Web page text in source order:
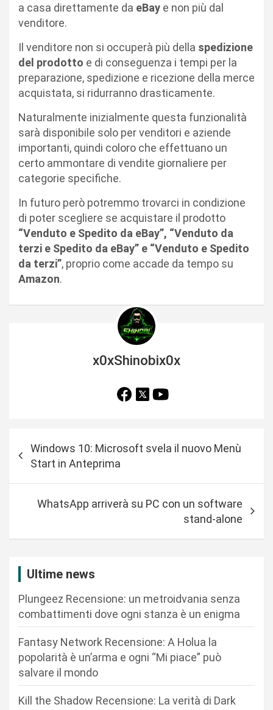
a casa direttamente da eBay e non più dal
venditore.
Il venditore non si occuperà più della spedizione
del prodotto e di conseguenza i tempi per la
preparazione, spedizione e ricezione della merce
acquistata, si ridurranno drasticamente.
Naturalmente inizialmente questa funzionalità
sarà disponibile solo per venditori e aziende
importanti, quindi coloro che effettuano un
certo ammontare di vendite giornaliere per
categorie specifiche.
In futuro però potremmo trovarci in condizione
di poter scegliere se acquistare il prodotto
“Venduto e Spedito da eBay”, “Venduto da
terzi e Spedito da eBay” e “Venduto e Spedito
da terzi”, proprio come accade da tempo su
Amazon.
x0xShinobix0x
a
Windows 10: Microsoft svela il nuovo Menù
Start in Anteprima
WhatsApp arriverà su PC con un software
stand-alone
Ultime news
Plungeez Recensione: un metroidvania senza
combattimenti dove ogni stanza è un enigma
Fantasy Network Recensione: A Holua la
popolarità è un’arma e ogni “Mi piace” può
salvare il mondo
Kill the Shadow Recensione: La verità di Dark